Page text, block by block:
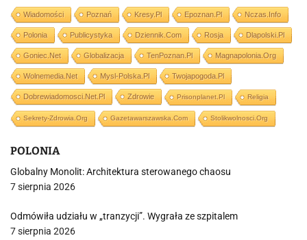
Wiadomości Poznań Kresy.pl Epoznan.pl Nczas.info
Polonia Publicystyka Dziennik.com Rosja Dlapolski.pl
Goniec.net Globalizacja TenPoznan.pl Magnapolonia.org
Wolnemedia.net Mysl-Polska.pl Twojapogoda.pl
Dobrewiadomosci.net.pl Zdrowie Prisonplanet.pl Religia
Sekrety-Zdrowia.org Gazetawarszawska.com Stolikwolnosci.org
POLONIA
Globalny Monolit: Architektura sterowanego chaosu
7 sierpnia 2026
Odmówiła udziału w „tranzycji”. Wygrała ze szpitalem
7 sierpnia 2026